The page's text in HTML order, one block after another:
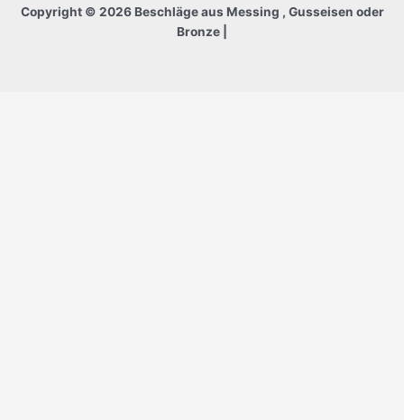
Copyright © 2026 Beschläge aus Messing , Gusseisen oder
Bronze |